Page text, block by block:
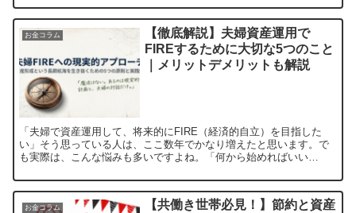
で...
お金コラム
【徹底解説】夫婦資産運用で
FIREするために大切な5つのこと
｜メリットデメリットも解説
「夫婦で資産運用して、将来的にFIRE（経済的自立）を目指した
い」そう思っている人は、ここ数年でかなり増えたと思います。で
も実際は、こんな悩みも多いですよね。「何から始めればいい
お金コラム
【共働き世帯必見！】節約と資産